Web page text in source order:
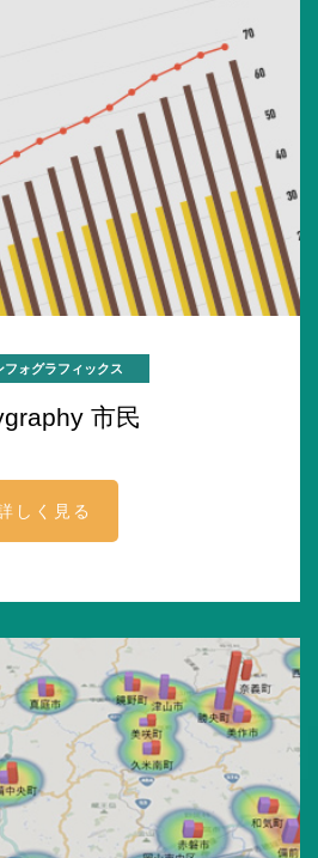
フォグラフィックス
市民
しく見る